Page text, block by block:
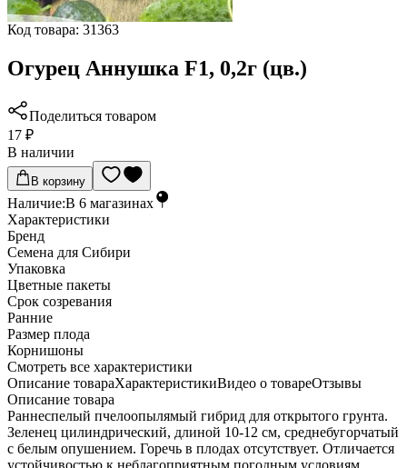
Код товара: 31363
Огурец Аннушка F1, 0,2г (цв.)
Поделиться товаром
17 ₽
В наличии
В корзину
Наличие:В 6 магазинах
Характеристики
Бренд
Семена для Сибири
Упаковка
Цветные пакеты
Срок созревания
Ранние
Размер плода
Корнишоны
Cмотреть все характеристики
Описание товараХарактеристикиВидео о товареОтзывы
Описание товара
Раннеспелый пчелоопылямый гибрид для открытого грунта.
Зеленец цилиндрический, длиной 10-12 см, среднебугорчатый
с белым опушением. Горечь в плодах отсутствует. Отличается